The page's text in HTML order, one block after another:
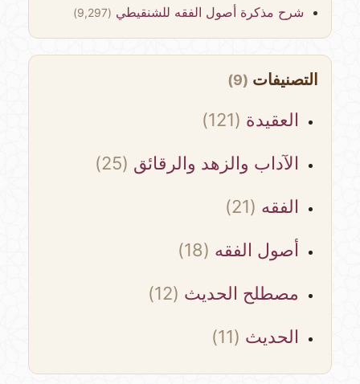
شرح مذكرة أصول الفقه للشنقيطي (9,297)
التصنيفات(9)
العقيدة(121)
الآداب والزهد والرقائق(25)
الفقه(21)
أصول الفقه(18)
مصطلح الحديث(12)
الحديث(11)